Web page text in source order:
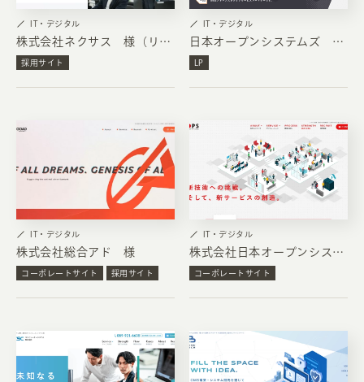
IT・デジタル
株式会社ネクサス 様（リクルートサイト）
採用サイト
IT・デジタル
日本オープンシステムズ 様（AWSLP）
LP
IT・デジタル
株式会社総合アド 様
コーポレートサイト 採用サイト
IT・デジタル
株式会社日本オープンシステムズ 様
コーポレートサイト